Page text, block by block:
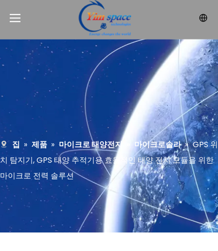
집 » 제품 » 마이크로 태양전지 마이크로솔라 » GPS 위
치 탐지기, GPS 태양 추적기용 효율적인 태양 전지 모듈을 위한
마이크로 전력 솔루션